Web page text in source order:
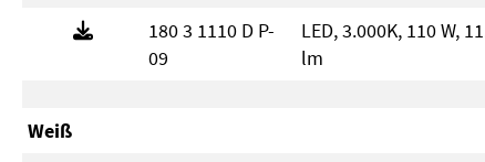
180 3 1110 D P-
09
LED, 3.000K, 110 W,
lm
Weiß